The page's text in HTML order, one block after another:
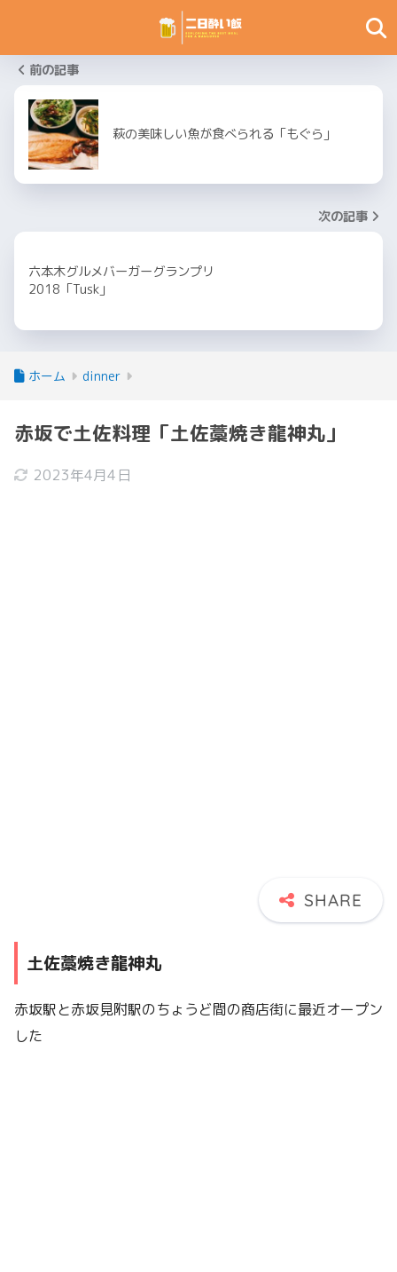
前の記事
萩の美味しい魚が食べられる「もぐら」
次の記事
六本木グルメバーガーグランプリ
2018「Tusk」
ホーム dinner
赤坂で土佐料理「土佐藁焼き龍神丸」
2023年4月4日
土佐藁焼き龍神丸
赤坂駅と赤坂見附駅のちょうど間の商店街に最近オープン
した